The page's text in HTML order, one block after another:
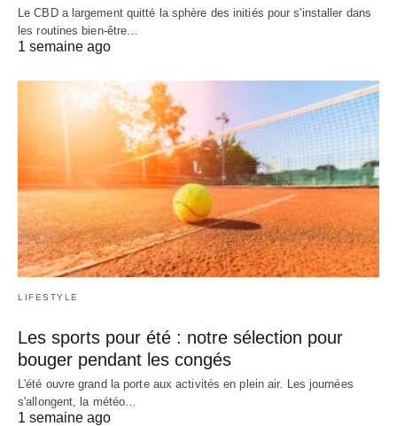
Le CBD a largement quitté la sphère des initiés pour s'installer dans
les routines bien-être…
1 semaine ago
LIFESTYLE
Les sports pour été : notre sélection pour
bouger pendant les congés
L'été ouvre grand la porte aux activités en plein air. Les journées
s'allongent, la météo…
1 semaine ago